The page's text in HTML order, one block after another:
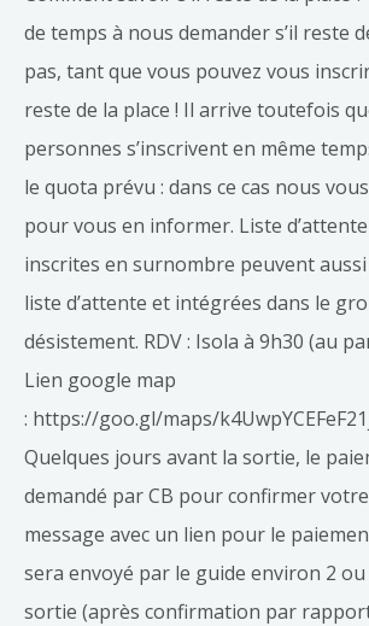
de temps à nous demander s’il reste
pas, tant que vous pouvez vous
reste de la place ! Il arrive toutefois
personnes s’inscrivent en même
le quota prévu : dans ce cas nous
pour vous en informer. Liste
inscrites en surnombre peuvent
liste d’attente et intégrées dans le
désistement. RDV : Isola à 9h30 (au
Lien google map
: https://goo.gl/maps/
Quelques jours avant la sortie, le
demandé par CB pour confirmer
message avec un lien pour le
sera envoyé par le guide environ 2
sortie (après confirmation par